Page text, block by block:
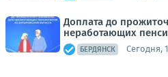
Доплата до
неработающих
БЕРДЯНСК Сегодня,